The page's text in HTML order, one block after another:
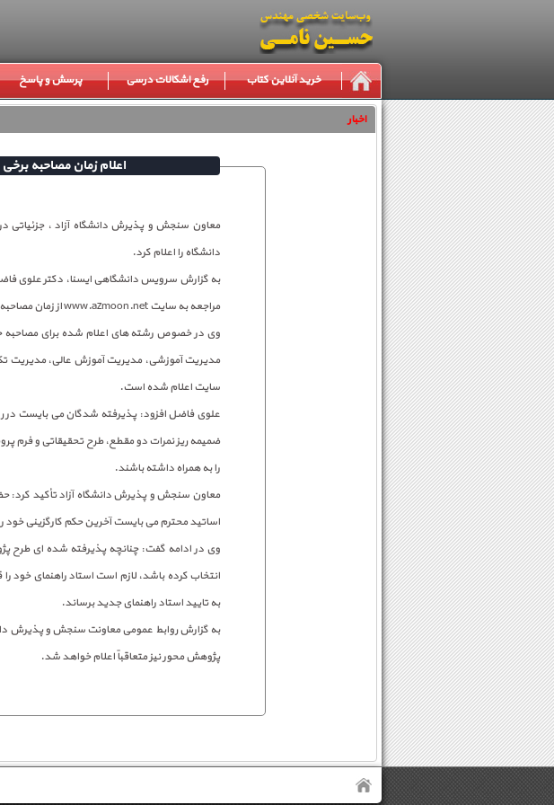
خرید آنلاین کتاب رفع اشکالات درسی پرسش و پاسخ
اخبار
اعلام زمان مصاحبه
معاون سنجش و پذیرش دانشگاه آزاد ،
دانشگاه را اعلام کرد.
به گزارش سرویس دانشگاهی ایسنا، دکتر علوی
مراجعه به سایت www.azmoon.net از زمان مصاحبه و مکان مصاحبه خود مطلع شوند.
مدیریت آموزشی، مدیریت آموزش عالی، مدیریت
سایت اعلام شده است.
علوی فاضل افزود: پذیرفته شدگان می بایست
ضمیمه ریز نمرات دو مقطع، طرح تحقیقاتی و فرم
را به همراه داشته باشند.
معاون سنجش و پذیرش دانشگاه آزاد تأکید کرد:
اساتید محترم می بایست آخرین حکم کارگزینی خود
وی در ادامه گفت: چنانچه پذیرفته شده ای طرح
انتخاب کرده باشد، لازم است استاد راهنمای خود
به تایید استاد راهنمای جدید برساند.
به گزارش روابط عمومی معاونت سنجش و پذیرش
پژوهش محور نیز متعاقباً اعلام خواهد شد.